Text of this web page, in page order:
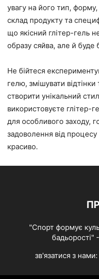
увагу на його тип, форму,
склад продукту та
що якісний глітер-гель
образу сяйва, але й
Не бійтеся
гелю, змішувати
створити унікальний
використовуєте глітер-
для особливого заходу,
задоволення від процесу
красиво.
"Спорт формує
бадьорості"
зв'язатися з нами: